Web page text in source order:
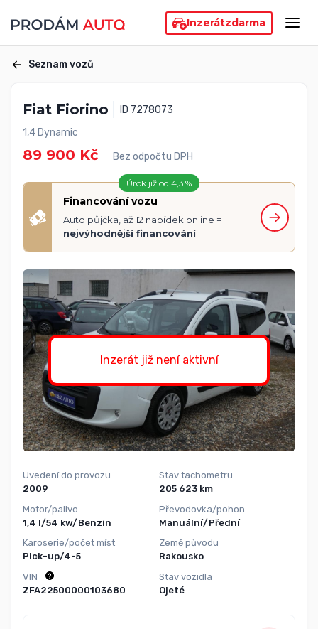
Inzerátzdarma
Seznam vozů
Fiat Fiorino
ID 7278073
1,4 Dynamic
89 900 Kč Bez odpočtu DPH
Úrok již od 4,3 %
Financování vozu
Auto půjčka, až 12 nabídek online =
nejvýhodnější financování
Inzerát již není aktivní
Uvedení do provozu
2009
Motor/palivo
1,4 l/54 kw/Benzin
Karoserie/počet míst
Pick-up/4-5
Stav tachometru
205 623 km
Převodovka/pohon
Manuální/Přední
Země původu
Rakousko
VIN
ZFA22500000103680
Stav vozidla
Ojeté